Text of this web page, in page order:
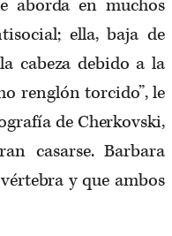
aborda en muchos
ella, baja de
cabeza debido a la
renglón torcido”, le
de Cherkovski,
casarse. Barbara
y que ambos